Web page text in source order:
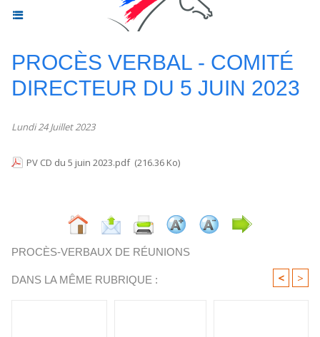
PROCÈS VERBAL - COMITÉ
DIRECTEUR DU 5 JUIN 2023
Lundi 24 Juillet 2023
PV CD du 5 juin 2023.pdf (216.36 Ko)
PROCÈS-VERBAUX DE RÉUNIONS
DANS LA MÊME RUBRIQUE : < >